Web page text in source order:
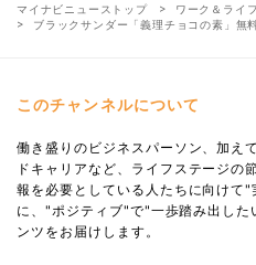
マイナビニューストップ
ワーク＆ライフ
ブラックサンダー「義理チョコの素」無
このチャンネルについて
働き盛りのビジネスパーソン、加え
ドキャリアなど、ライフステージの
報を必要としている人たちに向けて
に、"ポジティブ"で"一歩踏み出し
ンツをお届けします。